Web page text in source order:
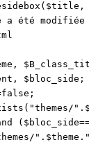
été modifiée
$bloc_side;